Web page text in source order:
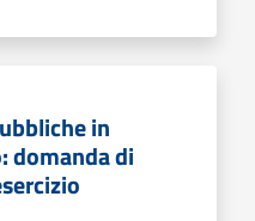
in
domanda di